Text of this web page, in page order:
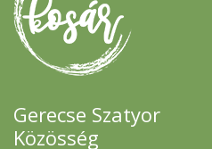
Gerecse Szatyor
Közösség